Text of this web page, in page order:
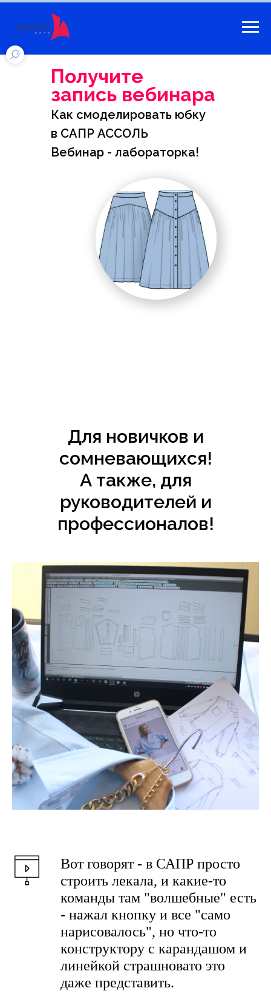
Получите
запись вебинара
Как смоделировать юбку
в САПР АССОЛЬ
Вебинар - лабораторка!
Для новичков и
сомневающихся!
А также, для
руководителей и
профессионалов!
Вот говорят - в САПР просто
строить лекала, и какие-то
команды там "волшебные" есть
- нажал кнопку и все "само
нарисовалось", но что-то
конструктору с карандашом и
линейкой страшновато это
даже представить.